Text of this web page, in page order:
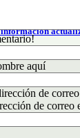
aquí
de
de correo